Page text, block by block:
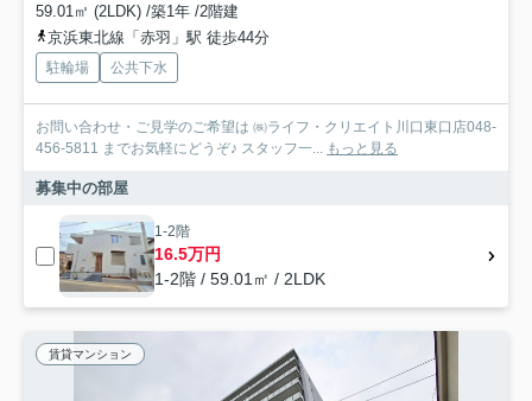
59.01㎡ (2LDK) /築1年 /2階建
京浜東北線「赤羽」駅 徒歩44分
駐輪場 公共下水
お問い合わせ・ご見学のご希望は ㈱ライフ・クリエイト川口東口店048-
456-5811 までお気軽にどうぞ♪ スタッフ一... もっと見る
募集中の部屋
1-2階
16.5万円
1-2階 / 59.01㎡ / 2LDK
賃貸マンション